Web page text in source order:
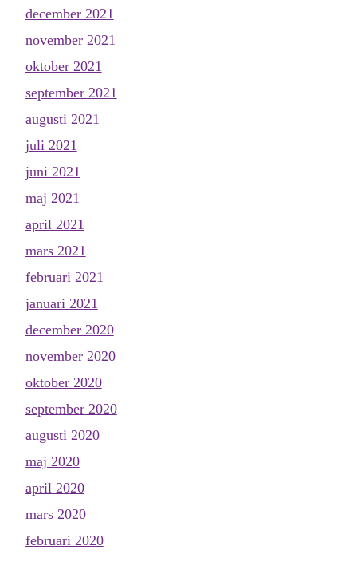
december 2021
november 2021
oktober 2021
september 2021
augusti 2021
juli 2021
juni 2021
maj 2021
april 2021
mars 2021
februari 2021
januari 2021
december 2020
november 2020
oktober 2020
september 2020
augusti 2020
maj 2020
april 2020
mars 2020
februari 2020